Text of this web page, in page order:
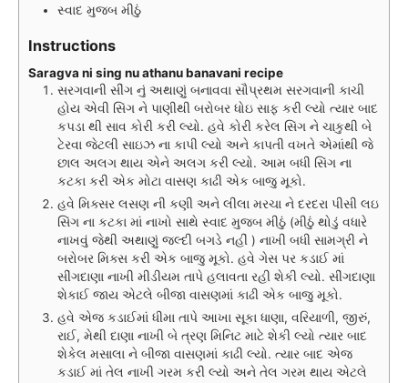
સ્વાદ મુજબ મીઠું
Instructions
Saragva ni sing nu athanu banavani recipe
સરગવાની સીંગ નું અથાણું બનાવવા સૌપ્રથમ સરગવાની કાચી
હોય એવી સિંગ ને પાણીથી બરોબર ધોઇ સાફ કરી લ્યો ત્યાર બાદ
કપડા થી સાવ કોરી કરી લ્યો. હવે કોરી કરેલ સિંગ ને ચાકુથી બે
ટેરવા જેટલી સાઇઝ ના કાપી લ્યો અને કાપતી વખતે એમાંથી જે
છાલ અલગ થાય એને અલગ કરી લ્યો. આમ બધી સિંગ ના
કટકા કરી એક મોટા વાસણ કાઢી એક બાજુ મૂકો.
હવે મિક્સર લસણ ની કણી અને લીલા મરચા ને દરદરા પીસી લઇ
સિંગ ના કટકા માં નાખો સાથે સ્વાદ મુજબ મીઠું (મીઠું થોડું વધારે
નાખવું જેથી અથાણું જલ્દી બગડે નહીં ) નાખી બધી સામગ્રી ને
બરોબર મિક્સ કરી એક બાજુ મૂકો. હવે ગેસ પર કડાઈ માં
સીંગદાણા નાખી મીડીયમ તાપે હલાવતા રહી શેકી લ્યો. સીંગદાણા
શેકાઈ જાય એટલે બીજા વાસણમાં કાઢી એક બાજુ મૂકો.
હવે એજ કડાઈમાં ધીમા તાપે આખા સૂકા ધાણા, વરિયાળી, જીરું,
રાઈ, મેથી દાણા નાખી બે ત્રણ મિનિટ માટે શેકી લ્યો ત્યાર બાદ
શેકેલ મસાલા ને બીજા વાસણમાં કાઢી લ્યો. ત્યાર બાદ એજ
કડાઈ માં તેલ નાખી ગરમ કરી લ્યો અને તેલ ગરમ થાય એટલે